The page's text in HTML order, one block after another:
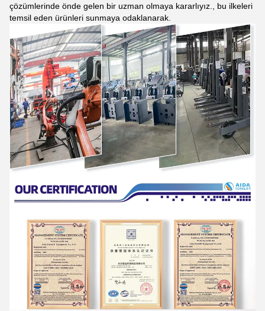
çözümlerinde önde gelen bir uzman olmaya kararlıyız., bu ilkeleri
temsil eden ürünleri sunmaya odaklanarak.